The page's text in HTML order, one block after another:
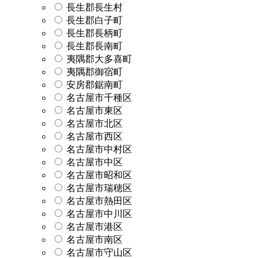
長生郡長生村
長生郡白子町
長生郡長柄町
長生郡長南町
夷隅郡大多喜町
夷隅郡御宿町
安房郡鋸南町
名古屋市千種区
名古屋市東区
名古屋市北区
名古屋市西区
名古屋市中村区
名古屋市中区
名古屋市昭和区
名古屋市瑞穂区
名古屋市熱田区
名古屋市中川区
名古屋市港区
名古屋市南区
名古屋市守山区